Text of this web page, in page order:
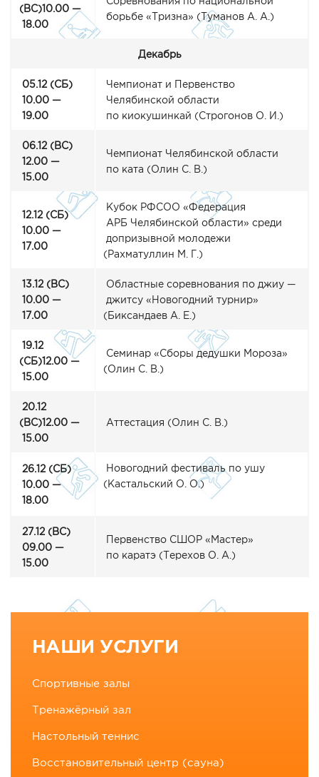
(ВС)10.00 —
18.00
борьбе «Тризна» (Туманов А. А.)
Декабрь
05.12 (СБ)
10.00 —
19.00
Чемпионат и Первенство
Челябинской области
по киокушинкай (Строгонов О. И.)
06.12 (ВС)
12.00 —
15.00
Чемпионат Челябинской области
по ката (Олин С. В.)
12.12 (СБ)
10.00 —
17.00
Кубок РФСОО «Федерация
АРБ Челябинской области» среди
допризывной молодежи
(Рахматуллин М. Г.)
13.12 (ВС)
10.00 —
17.00
Областные соревнования по джиу —
джитсу «Новогодний турнир»
(БиксандаевА. Е.)
19.12
(СБ)12.00 —
15.00
Семинар «Сборы дедушки Мороза»
(Олин С. В.)
20.12
(ВС)12.00 —
15.00
Аттестация (Олин С. В.)
26.12 (СБ)
10.00 —
18.00
Новогодний фестиваль по ушу
(Кастальский О. О.)
27.12 (ВС)
09.00 —
15.00
Первенство СШОР «Мастер»
по каратэ (Терехов О. А.)
НАШИ УСЛУГИ
Спортивные залы
Тренажёрный зал
Настольный теннис
Восстановительный центр (сауна)